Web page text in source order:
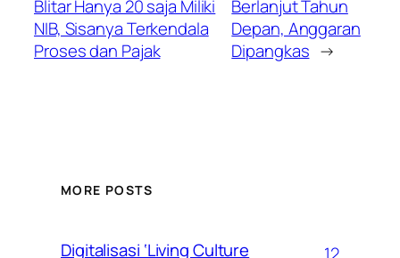
Blitar Hanya 20 saja Miliki
NIB, Sisanya Terkendala
Proses dan Pajak
Berlanjut Tahun
Depan, Anggaran
Dipangkas →
MORE POSTS
Digitalisasi ‘Living Culture